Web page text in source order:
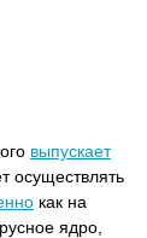
выпускает
осуществлять
как на
ядро,